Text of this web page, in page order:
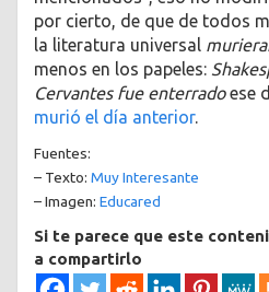
por cierto, de que de todos
la literatura universal
menos en los papeles:
Cervantes fue enterradoese
murió el día anterior.
Fuentes:
– Texto: Muy Interesante
– Imagen: Educared
Si te parece que este
a compartirlo